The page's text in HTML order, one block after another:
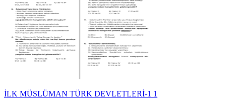
İLK MÜSLÜMAN TÜRK DEVLETLERİ-1 1